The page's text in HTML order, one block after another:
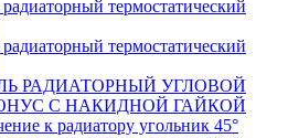
термостатический
термостатический
РАДИАТОРНЫЙ УГЛОВОЙ
С НАКИДНОЙ ГАЙКОЙ
к радиатору угольник 45°